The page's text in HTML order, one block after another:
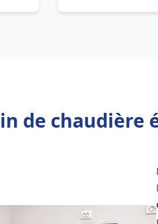
de chaudière